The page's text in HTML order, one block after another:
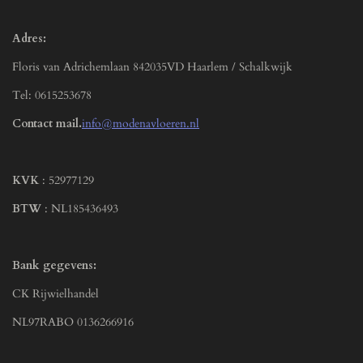
Adres:
Floris van Adrichemlaan 842035VD Haarlem / Schalkwijk
Tel: 0615253678
Contact mail.info@modenavloeren.nl
KVK : 52977129
BTW : NL185436493
Bank gegevens:
CK Rijwielhandel
NL97RABO 0136266916